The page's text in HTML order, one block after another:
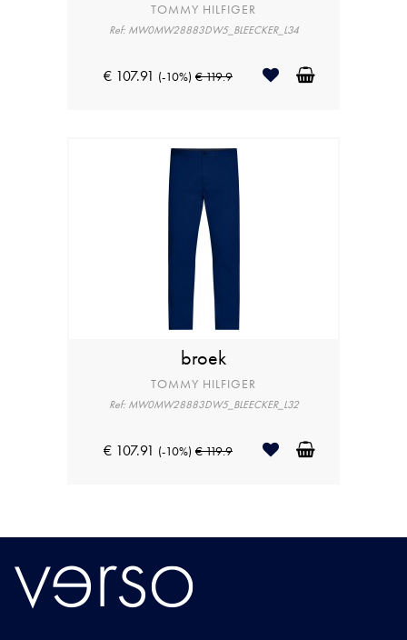
TOMMY HILFIGER
Ref: MW0MW28883DW5_BLEECKER_L34
€ 107.91 (-10%) € 119.9
broek
TOMMY HILFIGER
Ref: MW0MW28883DW5_BLEECKER_L32
€ 107.91 (-10%) € 119.9